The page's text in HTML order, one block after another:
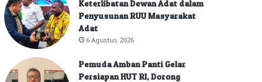
Keterlibatan Dewan Adat dalam
Penyusunan RUU Masyarakat
Adat
6 Agustus 2026
Pemuda Amban Panti Gelar
Persiapan HUT RI, Dorong